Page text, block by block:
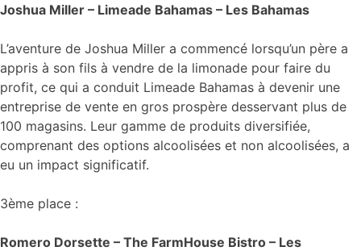
Joshua Miller – Limeade Bahamas – Les Bahamas
L’aventure de Joshua Miller a commencé lorsqu’un père a
appris à son fils à vendre de la limonade pour faire du
profit, ce qui a conduit Limeade Bahamas à devenir une
entreprise de vente en gros prospère desservant plus de
100 magasins. Leur gamme de produits diversifiée,
comprenant des options alcoolisées et non alcoolisées, a
eu un impact significatif.
3ème place :
Romero Dorsette – The FarmHouse Bistro – Les